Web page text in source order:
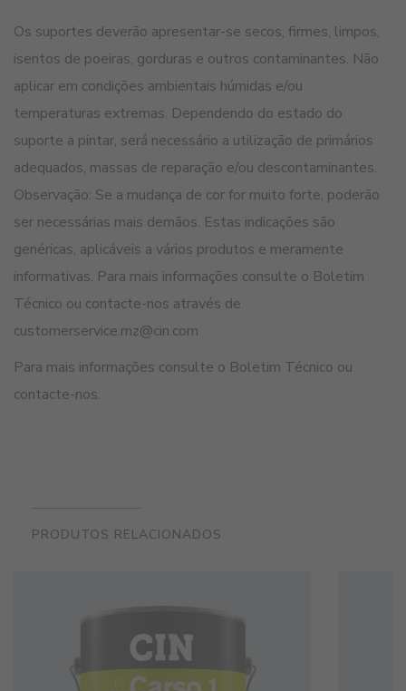
Os suportes deverão apresentar-se secos, firmes, limpos,
isentos de poeiras, gorduras e outros contaminantes. Não
aplicar em condições ambientais húmidas e/ou
temperaturas extremas. Dependendo do estado do
suporte a pintar, será necessário a utilização de primários
adequados, massas de reparação e/ou descontaminantes.
Observação: Se a mudança de cor for muito forte, poderão
ser necessárias mais demãos. Estas indicações são
genéricas, aplicáveis a vários produtos e meramente
informativas. Para mais informações consulte o Boletim
Técnico ou contacte-nos através de
customerservice.mz@cin.com
Para mais informações consulte o Boletim Técnico ou
contacte-nos.
PRODUTOS RELACIONADOS